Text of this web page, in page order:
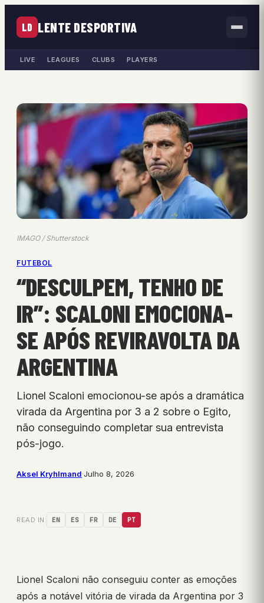
LD LENTE DESPORTIVA
LIVE LEAGUES CLUBS PLAYERS
IMAGO / Shutterstock
FUTEBOL
“DESCULPEM, TENHO DE
IR”: SCALONI EMOCIONA-
SE APÓS REVIRAVOLTA DA
ARGENTINA
Lionel Scaloni emocionou-se após a dramática
virada da Argentina por 3 a 2 sobre o Egito,
não conseguindo completar sua entrevista
pós-jogo.
Aksel Kryhlmand·Julho 8, 2026
READ IN: EN ES FR DE PT
Lionel Scaloni não conseguiu conter as emoções
após a notável vitória de virada da Argentina por 3